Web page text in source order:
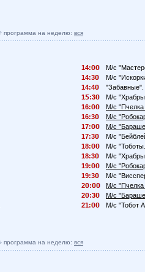
программа на неделю: вся
14:
М/с
14:3
М/с
14:4
"Забавные".
1
:3
М/с
16:
М/с
16:3
М/с
17:
М/с
17:3
М/с
18:
М/с
18:3
М/с
19:
М/с
19:3
М/с
2
:
М/с
2
:3
М/с
21:
М/с "Тобот
программа на неделю: вся